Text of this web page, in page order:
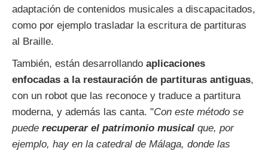
adaptación de contenidos musicales a discapacitados,
como por ejemplo trasladar la escritura de partituras
al Braille.
También, están desarrollando aplicaciones
enfocadas a la restauración de partituras antiguas,
con un robot que las reconoce y traduce a partitura
moderna, y además las canta. "Con este método se
puede recuperar el patrimonio musical que, por
ejemplo, hay en la catedral de Málaga, donde las